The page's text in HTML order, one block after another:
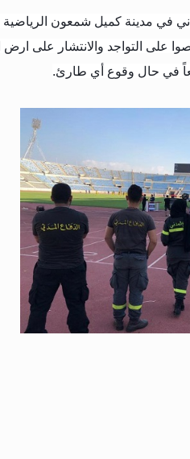
في مدينة كميل شمعون
على التواجد والانتشار على ارض
في حال وقوع أي طارئ.